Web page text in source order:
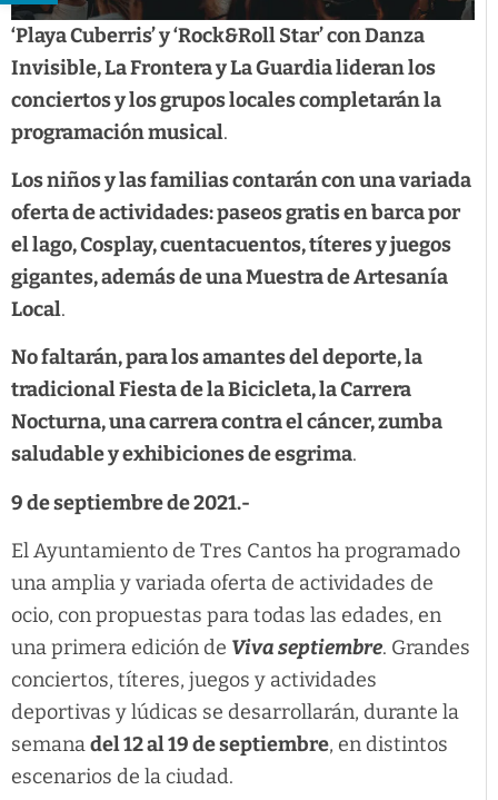
‘Playa Cuberris’ y ‘Rock&Roll Star’ con Danza
Invisible, La Frontera y La Guardia lideran los
conciertos y los grupos locales completarán la
programación musical.
Los niños y las familias contarán con una variada
oferta de actividades: paseos gratis en barca por
el lago, Cosplay, cuentacuentos, títeres y juegos
gigantes, además de una Muestra de Artesanía
Local.
No faltarán, para los amantes del deporte, la
tradicional Fiesta de la Bicicleta, la Carrera
Nocturna, una carrera contra el cáncer, zumba
saludable y exhibiciones de esgrima.
9 de septiembre de 2021.-
El Ayuntamiento de Tres Cantos ha programado
una amplia y variada oferta de actividades de
ocio, con propuestas para todas las edades, en
una primera edición de Viva septiembre. Grandes
conciertos, títeres, juegos y actividades
deportivas y lúdicas se desarrollarán, durante la
semanadel 12 al 19 de septiembre, en distintos
escenarios de la ciudad.